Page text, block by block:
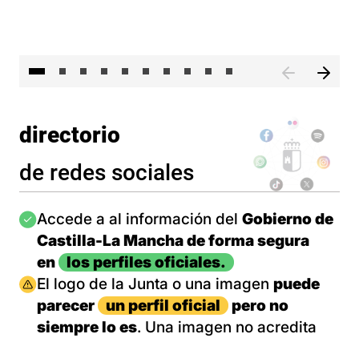
directorio
de redes sociales
Imagen
Accede a al información del Gobierno de
Castilla-La Mancha de forma segura
en
los perfiles oficiales.
Imagen
El logo de la Junta o una imagen puede
parecer
un perfil oficial
pero no
siempre lo es. Una imagen no acredita